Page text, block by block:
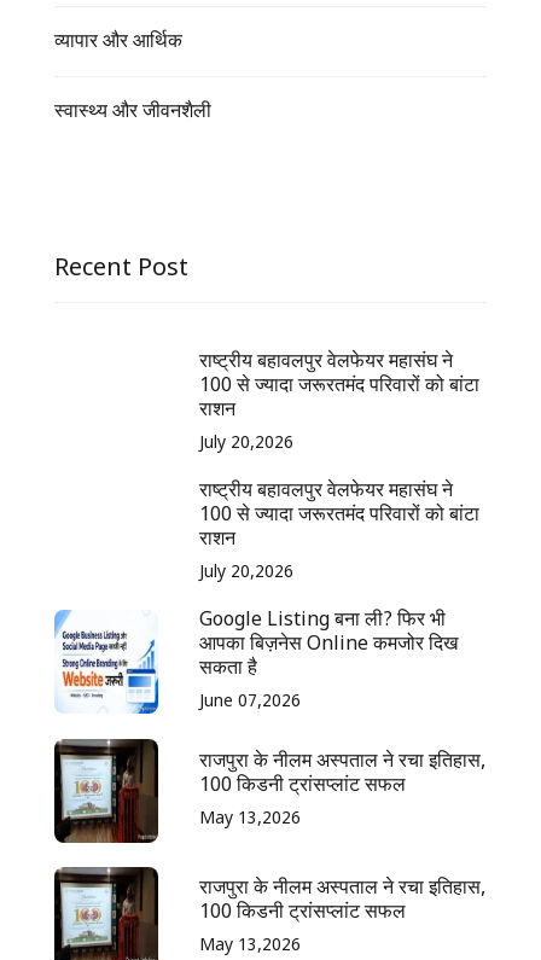
व्यापार और आर्थिक
स्वास्थ्य और जीवनशैली
Recent Post
राष्ट्रीय बहावलपुर वेलफेयर महासंघ ने
100 से ज्यादा जरूरतमंद परिवारों को बांटा
राशन
July 20,2026
राष्ट्रीय बहावलपुर वेलफेयर महासंघ ने
100 से ज्यादा जरूरतमंद परिवारों को बांटा
राशन
July 20,2026
Google Listing बना ली? फिर भी
आपका बिज़नेस Online कमजोर दिख
सकता है
June 07,2026
राजपुरा के नीलम अस्पताल ने रचा इतिहास,
100 किडनी ट्रांसप्लांट सफल
May 13,2026
राजपुरा के नीलम अस्पताल ने रचा इतिहास,
100 किडनी ट्रांसप्लांट सफल
May 13,2026